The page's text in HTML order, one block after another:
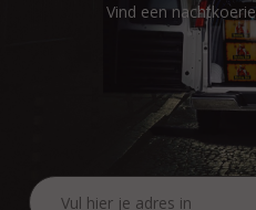
Vind een